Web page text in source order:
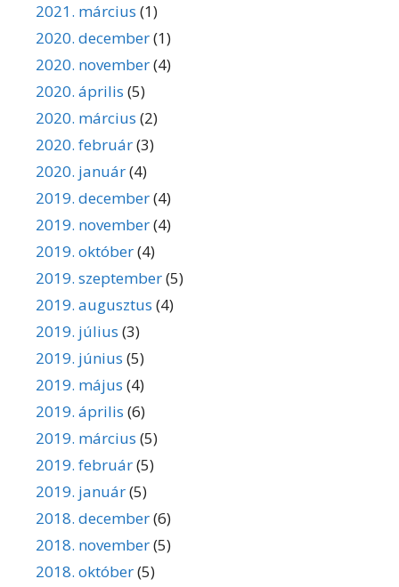
2021. március (1)
2020. december(1)
2020. november(4)
2020. április (5)
2020. március (2)
2020. február(3)
2020. január(4)
2019. december(4)
2019. november(4)
2019. október(4)
2019. szeptember(5)
2019. augusztus (4)
2019. július (3)
2019. június (5)
2019. május (4)
2019. április (6)
2019. március (5)
2019. február(5)
2019. január(5)
2018. december(6)
2018. november(5)
2018. október(5)